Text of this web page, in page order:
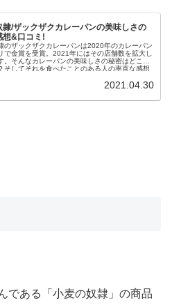
隷/ザックザクカレーパンの美味しさの
想&口コミ!
のザックザクカレーパンは2020年のカレーパン
で金賞を受賞。2021年にはその店舗数を拡大し
。そんなカレーパンの美味しさの秘密はどこに
そしてそれを食べたことのある人の率直な感想
2021.04.30
である「小麦の奴隷」の商品